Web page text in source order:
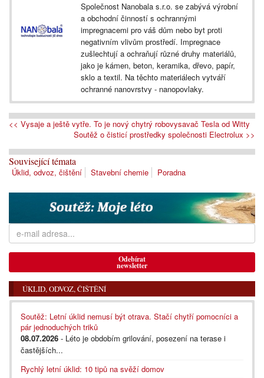
Společnost Nanobala s.r.o. se zabývá výrobní
a obchodní činností s ochrannými
impregnacemi pro váš dům nebo byt proti
negativním vlivům prostředí. Impregnace
zušlechtují a ochraňují různé druhy materiálů,
jako je kámen, beton, keramika, dřevo, papír,
sklo a textil. Na těchto materiálech vytváří
ochranné nanovrstvy - nanopovlaky.
<< Vysaje a ještě vytře. To je nový chytrý robovysavač Tesla od Witty
Soutěž o čisticí prostředky společnosti Electrolux >>
Související témata
Úklid, odvoz, čištění Stavební chemie Poradna
Odebírat
newsletter
ÚKLID, ODVOZ, ČIŠTĚNÍ
Soutěž: Letní úklid nemusí být otrava. Stačí chytří pomocníci a
pár jednoduchých triků
08.07.2026 - Léto je obdobím grilování, posezení na terase i
častějších...
Rychlý letní úklid: 10 tipů na svěží domov